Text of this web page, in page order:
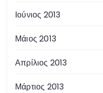
Ιούνιος 2013
Μάιος 2013
Απρίλιος 2013
Μάρτιος 2013